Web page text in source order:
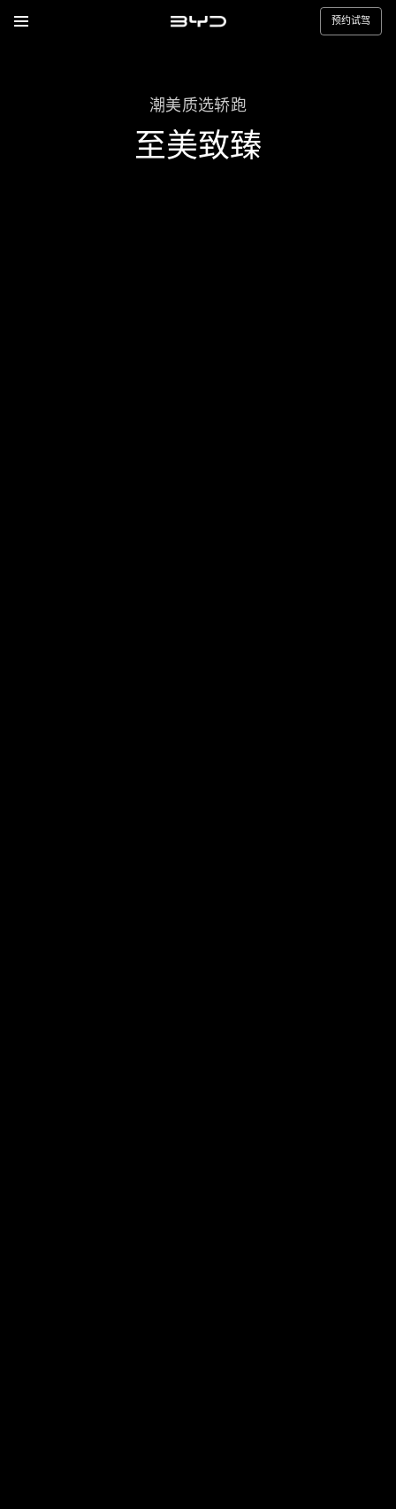
预约试驾
潮美质选轿跑
至美致臻